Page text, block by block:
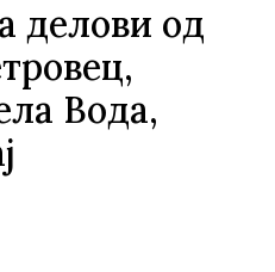
делови од
Вода,